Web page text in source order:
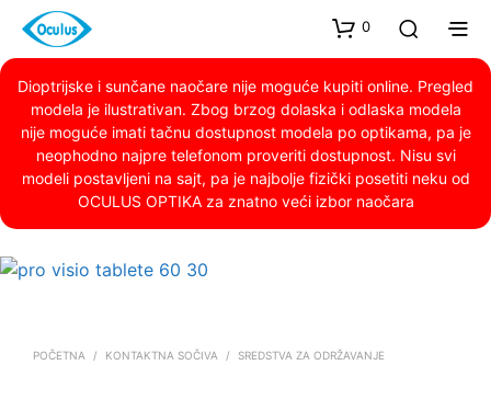
0
Dioptrijske i sunčane naočare nije moguće kupiti online. Pregled
modela je ilustrativan. Zbog brzog dolaska i odlaska modela
nije moguće imati tačnu dostupnost modela po optikama, pa je
neophodno najpre telefonom proveriti dostupnost. Nisu svi
modeli postavljeni na sajt, pa je najbolje fizički posetiti neku od
OCULUS OPTIKA za znatno veći izbor naočara
POČETNA / KONTAKTNA SOČIVA / SREDSTVA ZA ODRŽAVANJE